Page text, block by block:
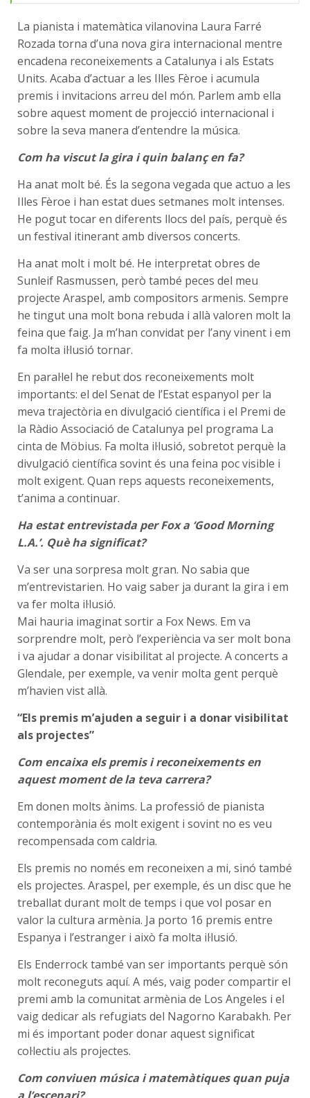
La pianista i matemàtica vilanovina Laura Farré
Rozada torna d’una nova gira internacional mentre
encadena reconeixements a Catalunya i als Estats
Units. Acaba d’actuar a les Illes Fèroe i acumula
premis i invitacions arreu del món. Parlem amb ella
sobre aquest moment de projecció internacional i
sobre la seva manera d’entendre la música.
Com ha viscut la gira i quin balanç en fa?
Ha anat molt bé. És la segona vegada que actuo a les
Illes Fèroe i han estat dues setmanes molt intenses.
He pogut tocar en diferents llocs del país, perquè és
un festival itinerant amb diversos concerts.
Ha anat molt i molt bé. He interpretat obres de
Sunleif Rasmussen, però també peces del meu
projecte Araspel, amb compositors armenis. Sempre
he tingut una molt bona rebuda i allà valoren molt la
feina que faig. Ja m’han convidat per l’any vinent i em
fa molta il·lusió tornar.
En paral·lel he rebut dos reconeixements molt
importants: el del Senat de l’Estat espanyol per la
meva trajectòria en divulgació científica i el Premi de
la Ràdio Associació de Catalunya pel programa La
cinta de Möbius. Fa molta il·lusió, sobretot perquè la
divulgació científica sovint és una feina poc visible i
molt exigent. Quan reps aquests reconeixements,
t’anima a continuar.
Ha estat entrevistada per Fox a ‘Good Morning
L.A.’. Què ha significat?
Va ser una sorpresa molt gran. No sabia que
m’entrevistarien. Ho vaig saber ja durant la gira i em
va fer molta il·lusió.
Mai hauria imaginat sortir a Fox News. Em va
sorprendre molt, però l’experiència va ser molt bona
i va ajudar a donar visibilitat al projecte. A concerts a
Glendale, per exemple, va venir molta gent perquè
m’havien vist allà.
“Els premis m’ajuden a seguir i a donar visibilitat
als projectes”
Com encaixa els premis i reconeixements en
aquest moment de la teva carrera?
Em donen molts ànims. La professió de pianista
contemporània és molt exigent i sovint no es veu
recompensada com caldria.
Els premis no només em reconeixen a mi, sinó també
els projectes. Araspel, per exemple, és un disc que he
treballat durant molt de temps i que vol posar en
valor la cultura armènia. Ja porto 16 premis entre
Espanya i l’estranger i això fa molta il·lusió.
Els Enderrock també van ser importants perquè són
molt reconeguts aquí. A més, vaig poder compartir el
premi amb la comunitat armènia de Los Angeles i el
vaig dedicar als refugiats del Nagorno Karabakh. Per
mi és important poder donar aquest significat
col·lectiu als projectes.
Com conviuen música i matemàtiques quan puja